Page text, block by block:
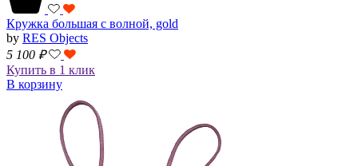
Кружка большая с волной, gold
by RES Objects
5 100 ₽
Купить в 1 клик
В корзину